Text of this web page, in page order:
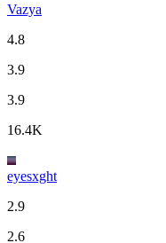
Vazya
4.8
3.9
3.9
16.4K
eyesxght
2.9
2.6